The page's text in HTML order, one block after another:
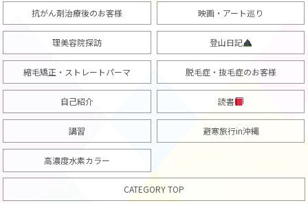
抗がん剤治療後のお客様 映画・アート巡り
理美容院探訪 登山日記
縮毛矯正・ストレートパーマ 脱毛症・抜毛症のお客様
自己紹介 読書
講習 避寒旅行in沖縄
高濃度水素カラー
CATEGORY TOP